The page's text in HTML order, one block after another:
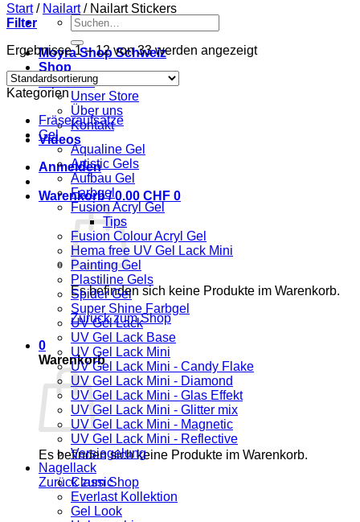
Suchen
nach:
Moyra Shop Schweiz
Shop
Über uns
Unser Store
Über uns
Kontakt
Videos
Anmelden
Warenkorb /0.00 CHF 0
Es befinden sich keine Produkte im Warenkorb.
Zurück zum Shop
0
Warenkorb
Es befinden sich keine Produkte im Warenkorb.
Zurück zum Shop
Start / Nailart /Nailart Stickers
Filter
Ergebnisse 1 – 12 von 33 werden angezeigt
Kategorien
Fräseraufsätze
Gel
Aqualine Gel
Artistic Gels
Aufbau Gel
Farbgel
Fusion Acryl Gel
Tips
Fusion Colour Acryl Gel
Hema free UV Gel Lack Mini
Painting Gel
Plastiline Gels
Spider Gel
Super Shine Farbgel
UV Gel Lack
UV Gel Lack Base
UV Gel Lack Mini
UV Gel Lack Mini - Candy Flake
UV Gel Lack Mini - Diamond
UV Gel Lack Mini - Glas Effekt
UV Gel Lack Mini - Glitter mix
UV Gel Lack Mini - Magnetic
UV Gel Lack Mini - Reflective
Versiegelung
Nagellack
Classic
Everlast Kollektion
Gel Look